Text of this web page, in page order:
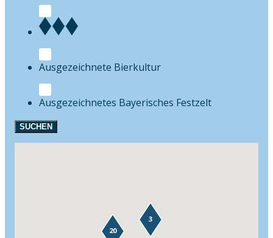
Bierkultur
Festzelt
SUCHEN
20
3